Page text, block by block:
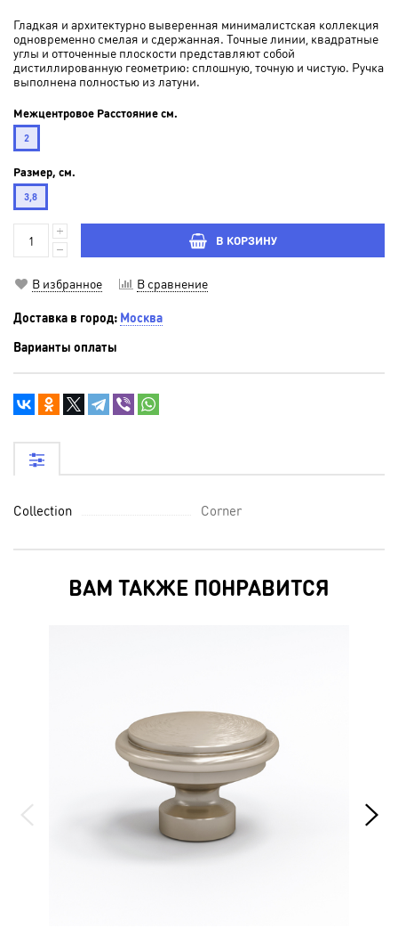
Гладкая и архитектурно выверенная минималистская коллекция
одновременно смелая и сдержанная. Точные линии, квадратные
углы и отточенные плоскости представляют собой
дистиллированную геометрию: сплошную, точную и чистую. Ручка
выполнена полностью из латуни.
Межцентровое Расстояние см.
2
Размер, см.
3,8
В КОРЗИНУ
В избранное В сравнение
Доставка в город: Москва
Варианты оплаты
Collection Corner
ВАМ ТАКЖЕ ПОНРАВИТСЯ